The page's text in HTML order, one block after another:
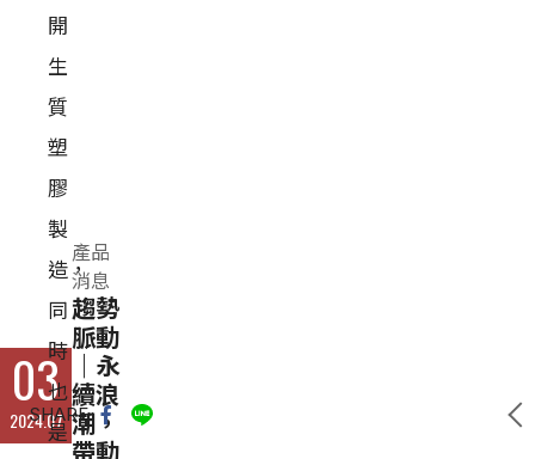
03
2024.07
產品
消息
趨勢
脈動
｜永
續浪
潮，
帶動
開
生
質
塑
膠
製
造，
同
時
也
是
SHARE